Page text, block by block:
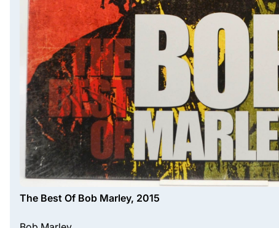
The Best Of Bob Marley, 2015